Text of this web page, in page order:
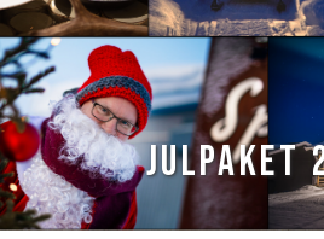
BOENDE
Hotellstugor
Faciliteter
Camping
MAT &
Julpaket